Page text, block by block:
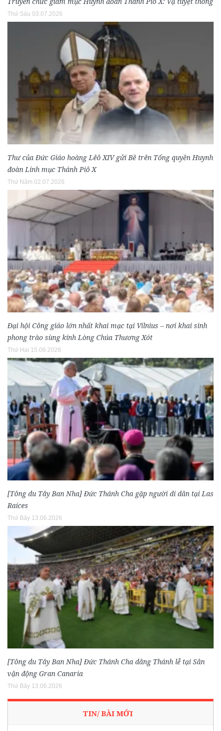
Thứ Sáu 03.07.2026
Thư của Đức Giáo hoàng Lêô XIV gửi Bề trên Tổng quyền Huynh
đoàn Linh mục Thánh Piô X
Thứ Năm 02.07.2026
Đại hội Công giáo lớn nhất khai mạc tại Vilnius – nơi khai sinh
phong trào sùng kính Lòng Chúa Thương Xót
Thứ Hai 15.06.2026
[Tông du Tây Ban Nha] Đức Thánh Cha gặp người di dân tại Las
Raíces
Thứ Bảy 13.06.2026
[Tông du Tây Ban Nha] Đức Thánh Cha dâng Thánh lễ tại Sân
vận động Gran Canaria
Thứ Bảy 13.06.2026
TIN/ BÀI MỚI